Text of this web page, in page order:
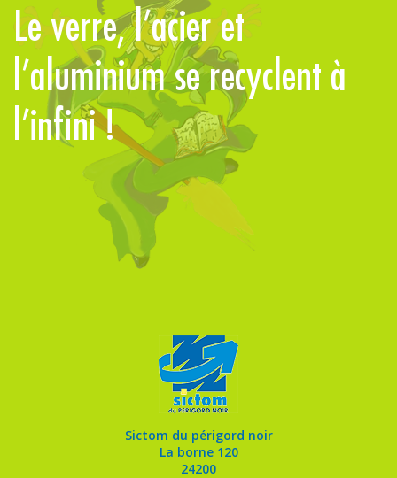
Le verre, l’acier et
l’aluminium se recyclent à
l’infini !
Sictom du périgord noir
La borne 120
24200